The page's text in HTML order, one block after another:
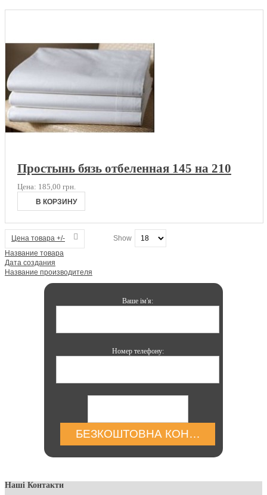
Простынь бязь отбеленная 145 на 210
Цена: 185,00 грн.
Цена товара +/-
Название товара
Дата создания
Название производителя
Show
Ваше ім'я:
Номер телефону:
БЕЗКОШТОВНА КОНСУЛЬТАЦІЯ
Наші Контакти